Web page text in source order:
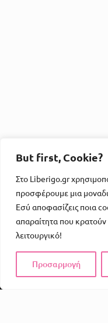
But first, Cookie?
Στο Liberigo.gr
προσφέρουμε μια
Εσύ αποφασίζεις ποια
απαραίτητα που
λειτουργικό!
Προσαρμογή